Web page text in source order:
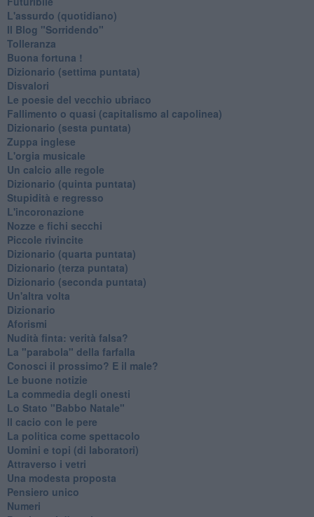
L'assurdo (quotidiano)
Il Blog "Sorridendo"
Tolleranza
Buona fortuna !
​Dizionario (settima puntata)
Disvalori
Le poesie del vecchio ubriaco
Fallimento o quasi (capitalismo al capolinea)
Dizionario (sesta puntata)
Zuppa inglese
L'orgia musicale
Un calcio alle regole
Dizionario (quinta puntata)
Stupidità e regresso
L'incoronazione
Nozze e fichi secchi
Piccole rivincite
​Dizionario (quarta puntata)
​Dizionario (terza puntata)
​Dizionario (seconda puntata)
Un'altra volta
Dizionario
Aforismi
Nudità finta: verità falsa?
La "parabola" della farfalla
Conosci il prossimo? E il male?
Le buone notizie
La commedia degli onesti
Lo Stato "Babbo Natale"
Il cacio con le pere
La politica come spettacolo
Uomini e topi (di laboratori)
Attraverso i vetri
Una modesta proposta
Pensiero unico
Numeri